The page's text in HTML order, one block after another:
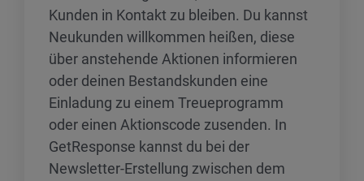
Kunden in Kontakt zu bleiben. Du kannst
Neukunden willkommen heißen, diese
über anstehende Aktionen informieren
oder deinen Bestandskunden eine
Einladung zu einem Treueprogramm
oder einen Aktionscode zusenden. In
GetResponse kannst du bei der
Newsletter-Erstellung zwischen dem